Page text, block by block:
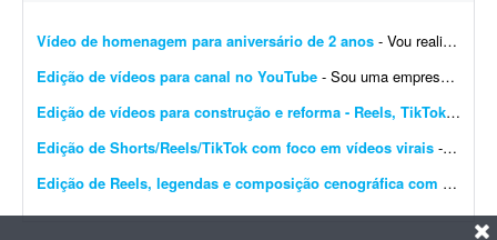
Vídeo de homenagem para aniversário de 2 anos - Vou realizar o aniversário do meu filho de 2 anos na próxima sexta-feira. Gostaria de um vídeo animado contando a minha história com minha esposa (namoro e casamento), a...
Edição de vídeos para canal no YouTube - Sou uma empresa à procura de editor de vídeo para canal no YouTube. Preciso de pessoas disponíveis para fazer esse trabalho para mim, pois não tenho tempo nem disponibil...
Edição de vídeos para construção e reforma - Reels, TikTok e anúncios
Edição de Shorts/Reels/TikTok com foco em vídeos virais - Olá! Meu nome é Arthur e sou proprietário da Carioca Artesanato, uma marca especializada em peças artesanais feitas com pedras naturais, cristais e resina. Estou procur...
Edição de Reels, legendas e composição cenográfica com identidade da marca